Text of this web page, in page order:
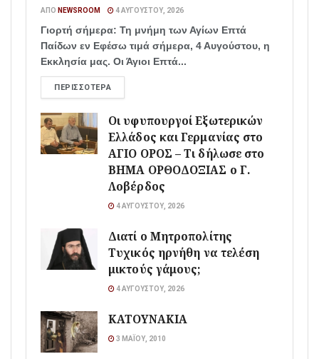
ΑΠΌ NEWSROOM 4 ΑΥΓΟΎΣΤΟΥ, 2026
Γιορτή σήμερα: Τη μνήμη των Αγίων Επτά
Παίδων εν Εφέσω τιμά σήμερα, 4 Αυγούστου, η
Εκκλησία μας. Οι Άγιοι Επτά...
ΠΕΡΙΣΣΌΤΕΡΑ
Οι υφυπουργοί Εξωτερικών
Ελλάδος και Γερμανίας στο
ΑΓΙΟ ΟΡΟΣ – Τι δήλωσε στο
ΒΗΜΑ ΟΡΘΟΔΟΞΙΑΣ ο Γ.
Λοβέρδος
4 ΑΥΓΟΎΣΤΟΥ, 2026
Διατί ο Μητροπολίτης
Τυχικός ηρνήθη να τελέση
μικτούς γάμους;
4 ΑΥΓΟΎΣΤΟΥ, 2026
ΚΑΤΟΥΝΑΚΙΑ
3 ΜΑΪ́ΟΥ, 2010